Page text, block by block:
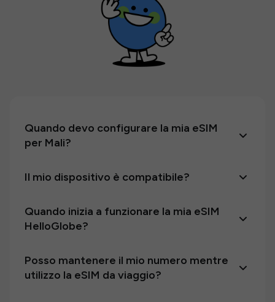
Quando devo configurare la mia eSIM
per Mali?
Il mio dispositivo è compatibile?
Quando inizia a funzionare la mia eSIM
HelloGlobe?
Posso mantenere il mio numero mentre
utilizzo la eSIM da viaggio?